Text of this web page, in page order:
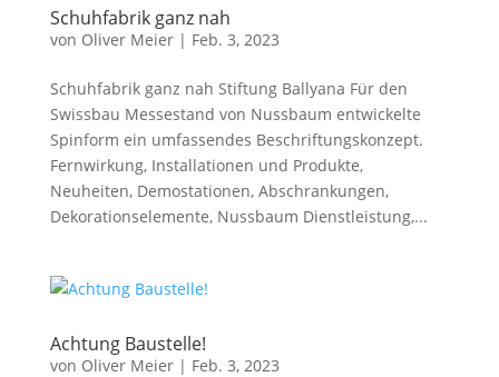
Schuhfabrik ganz nah
von Oliver Meier| Feb. 3, 2023
Schuhfabrik ganz nah Stiftung Ballyana Für den
Swissbau Messestand von Nussbaum entwickelte
Spinform ein umfassendes Beschriftungskonzept.
Fernwirkung, Installationen und Produkte,
Neuheiten, Demostationen, Abschrankungen,
Dekorationselemente, Nussbaum Dienstleistung,...
Achtung Baustelle!
von Oliver Meier| Feb. 3, 2023